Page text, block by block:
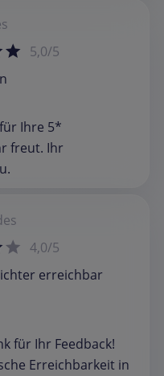
5,0/5
Ihre 5*
freut. Ihr
4,0/5
erreichbar
für Ihr Feedback!
Erreichbarkeit in